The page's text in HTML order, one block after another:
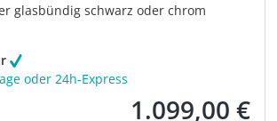
glasbündig schwarz oder chrom
oder 24h-Express
Verkaufspreis:
1.099,00 €